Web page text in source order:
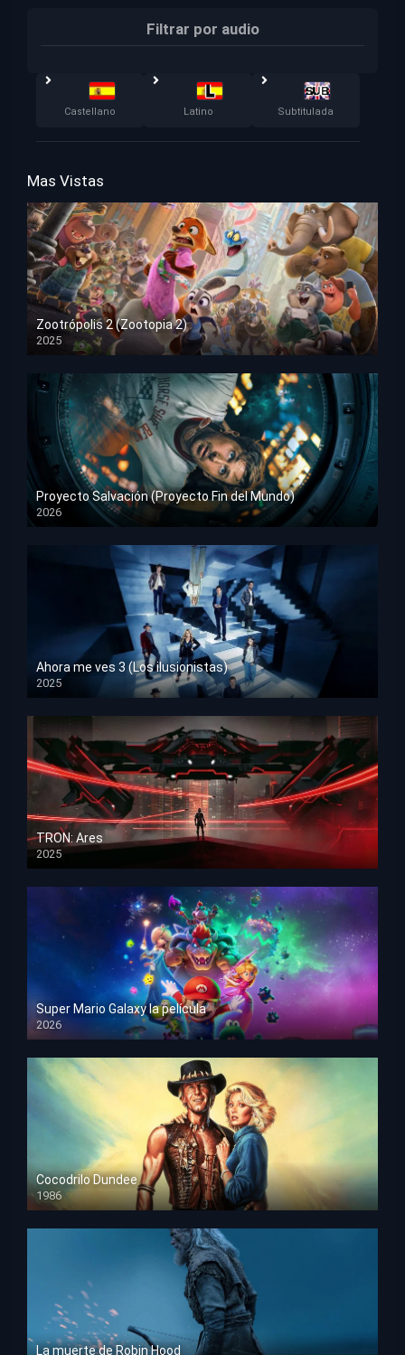
Filtrar por audio
Castellano Latino Subtitulada
Mas Vistas
Zootrópolis 2 (Zootopia 2)
2025
HD 1080p
Proyecto Salvación (Proyecto Fin del Mundo)
2026
HD 1080p
Ahora me ves 3 (Los ilusionistas)
2025
HD 1080p
TRON: Ares
2025
HD 1080p
Super Mario Galaxy la película
2026
HD 1080p
Cocodrilo Dundee
1986
HD 1080p
La muerte de Robin Hood